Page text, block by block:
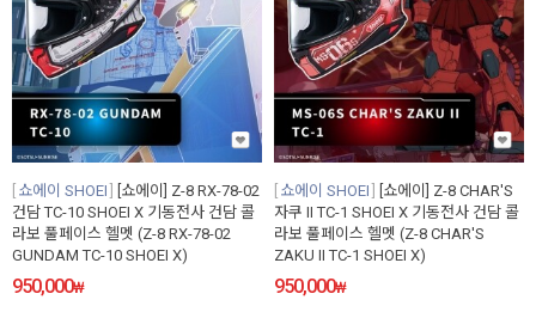
쇼에이 SHOEI
[쇼에이] Z-8 RX-78-02
건담 TC-10 SHOEI X 기동전사 건담 콜
라보 풀페이스 헬멧 (Z-8 RX-78-02
GUNDAM TC-10 SHOEI X)
950,000₩
쇼에이 SHOEI
[쇼에이] Z-8 CHAR'S
자쿠 II TC-1 SHOEI X 기동전사 건담 콜
라보 풀페이스 헬멧 (Z-8 CHAR'S
ZAKU II TC-1 SHOEI X)
950,000₩